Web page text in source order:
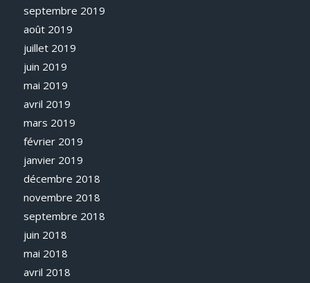
septembre 2019
août 2019
juillet 2019
juin 2019
mai 2019
avril 2019
mars 2019
février 2019
janvier 2019
décembre 2018
novembre 2018
septembre 2018
juin 2018
mai 2018
avril 2018